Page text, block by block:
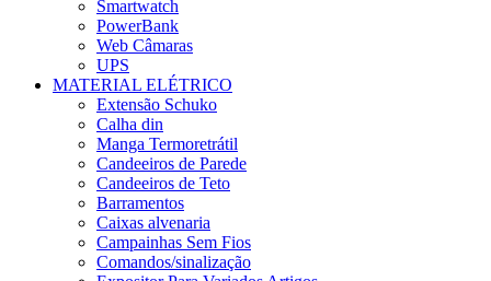
Smartwatch
PowerBank
Web Câmaras
UPS
MATERIAL ELÉTRICO
Extensão Schuko
Calha din
Manga Termoretrátil
Candeeiros de Parede
Candeeiros de Teto
Barramentos
Caixas alvenaria
Campainhas Sem Fios
Comandos/sinalização